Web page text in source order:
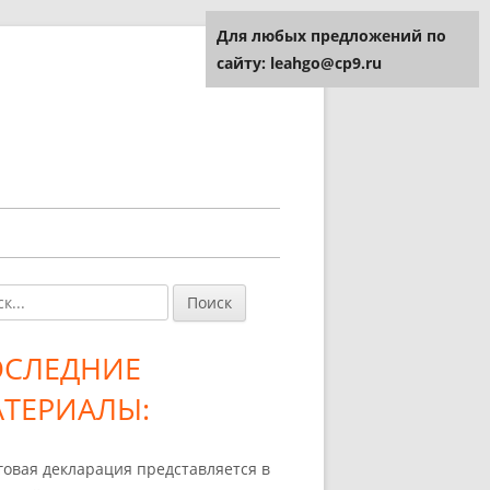
декларация представляется в
Для любых предложений по
сайту: leahgo@cp9.ru